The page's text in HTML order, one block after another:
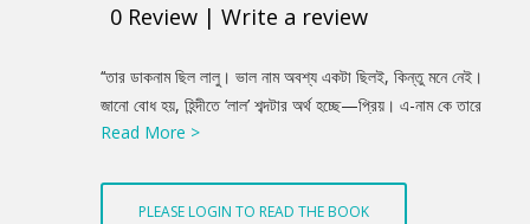
0 Review | Write a review
Product
Summery
‘‘তার ডাকনাম ছিল লালু। ভাল নাম অবশ্য একটা ছিলই, কিন্তু মনে নেই।
জানো বোধ হয়, হিন্দীতে ‘লাল’ শব্দটার অর্থ হচ্ছে—প্রিয়। এ-নাম কে তারে
দিয়েছিল জানিনে, কিন্তু মানুষের সঙ্গে নামের এমন সঙ্গতি কদাচিৎ মেলে। সে ছিল
Read More >
PLEASE LOGIN TO READ THE BOOK